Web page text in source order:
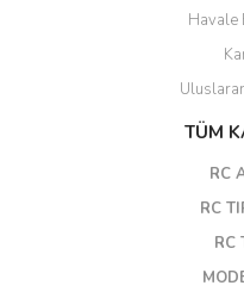
Havale
TÜM
RC
RC
RC